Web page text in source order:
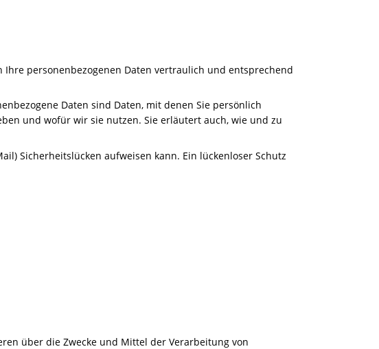
personenbezogenen Daten vertraulich und entsprechend
Daten sind Daten, mit denen Sie persönlich
und wofür wir sie nutzen. Sie erläutert auch, wie und zu
Sicherheitslücken aufweisen kann. Ein lückenloser Schutz
über die Zwecke und Mittel der Verarbeitung von